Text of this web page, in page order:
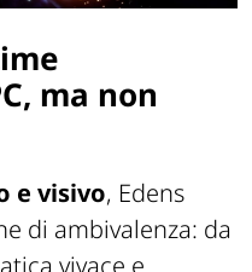
ma non
e visivo, Edens
di ambivalenza: da
vivace e